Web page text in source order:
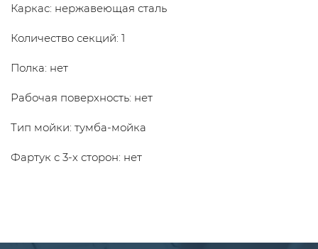
Каркас: нержавеющая сталь
Количество секций: 1
Полка: нет
Рабочая поверхность: нет
Тип мойки: тумба-мойка
Фартук с 3-х сторон: нет